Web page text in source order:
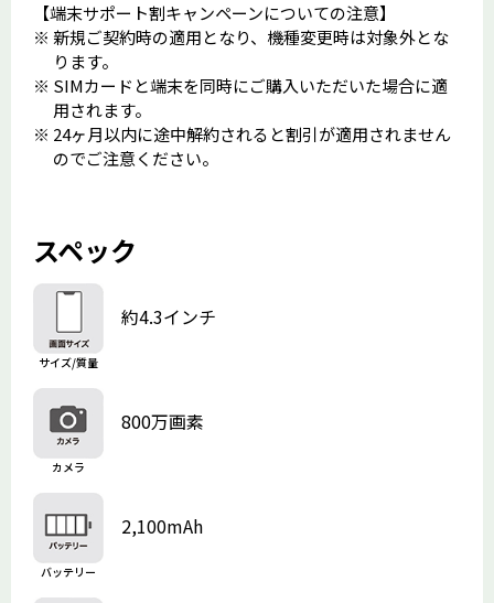
【端末サポート割キャンペーンについての注意】
新規ご契約時の適用となり、機種変更時は対象外とな
ります。
SIMカードと端末を同時にご購入いただいた場合に適
用されます。
24ヶ月以内に途中解約されると割引が適用されません
のでご注意ください。
スペック
サイズ/質量
約4.3インチ
カメラ
800万画素
バッテリー
2,100mAh